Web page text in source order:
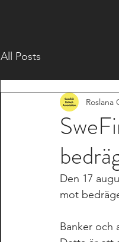
All Posts
Roslana
Den 17
mot
Banker och